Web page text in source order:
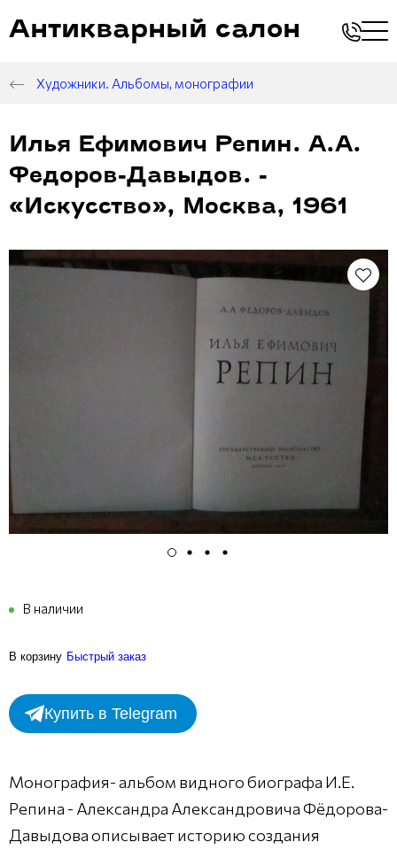
Антикварный салон
Художники. Альбомы, монографии
Илья Ефимович Репин. А.А.
Федоров-Давыдов. -
«Искусство», Москва, 1961
В наличии
В корзину Быстрый заказ
Купить в Telegram
Монография- альбом видного биографа И.Е.
Репина - Александра Александровича Фёдорова-
Давыдова описывает историю создания